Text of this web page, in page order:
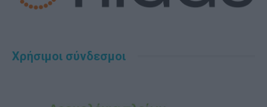
Χρήσιμοι σύνδεσμοι